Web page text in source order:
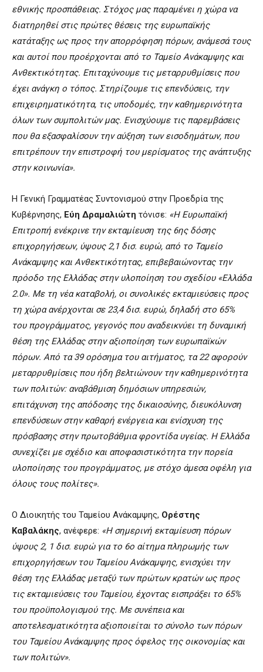
εθνικής προσπάθειας. Στόχος μας παραμένει η χώρα να
διατηρηθεί στις πρώτες θέσεις της ευρωπαϊκής
κατάταξης ως προς την απορρόφηση πόρων, ανάμεσά τους
και αυτοί που προέρχονται από το Ταμείο Ανάκαμψης και
Ανθεκτικότητας. Επιταχύνουμε τις μεταρρυθμίσεις που
έχει ανάγκη ο τόπος. Στηρίζουμε τις επενδύσεις, την
επιχειρηματικότητα, τις υποδομές, την καθημερινότητα
όλων των συμπολιτών μας. Ενισχύουμε τις παρεμβάσεις
που θα εξασφαλίσουν την αύξηση των εισοδημάτων, που
επιτρέπουν την επιστροφή του μερίσματος της ανάπτυξης
στην κοινωνία».
Η Γενική Γραμματέας Συντονισμού στην Προεδρία της
Κυβέρνησης, Εύη Δραμαλιώτη τόνισε: «Η Ευρωπαϊκή
Επιτροπή ενέκρινε την εκταμίευση της 6ης δόσης
επιχορηγήσεων, ύψους 2,1 δισ. ευρώ, από το Ταμείο
Ανάκαμψης και Ανθεκτικότητας, επιβεβαιώνοντας την
πρόοδο της Ελλάδας στην υλοποίηση του σχεδίου «Ελλάδα
2.0». Με τη νέα καταβολή, οι συνολικές εκταμιεύσεις προς
τη χώρα ανέρχονται σε 23,4 δισ. ευρώ, δηλαδή στο 65%
του προγράμματος, γεγονός που αναδεικνύει τη δυναμική
θέση της Ελλάδας στην αξιοποίηση των ευρωπαϊκών
πόρων. Από τα 39 ορόσημα του αιτήματος, τα 22 αφορούν
μεταρρυθμίσεις που ήδη βελτιώνουν την καθημερινότητα
των πολιτών: αναβάθμιση δημόσιων υπηρεσιών,
επιτάχυνση της απόδοσης της δικαιοσύνης, διευκόλυνση
επενδύσεων στην καθαρή ενέργεια και ενίσχυση της
πρόσβασης στην πρωτοβάθμια φροντίδα υγείας. Η Ελλάδα
συνεχίζει με σχέδιο και αποφασιστικότητα την πορεία
υλοποίησης του προγράμματος, με στόχο άμεσα οφέλη για
όλους τους πολίτες».
Ο Διοικητής του Ταμείου Ανάκαμψης, Ορέστης
Καβαλάκης, ανέφερε: «Η σημερινή εκταμίευση πόρων
ύψους 2, 1 δισ. ευρώ για το 6ο αίτημα πληρωμής των
επιχορηγήσεων του Ταμείου Ανάκαμψης, ενισχύει την
θέση της Ελλάδας μεταξύ των πρώτων κρατών ως προς
τις εκταμιεύσεις του Ταμείου, έχοντας εισπράξει το 65%
του προϋπολογισμού της. Με συνέπεια και
αποτελεσματικότητα αξιοποιείται το σύνολο των πόρων
του Ταμείου Ανάκαμψης προς όφελος της οικονομίας και
των πολιτών».